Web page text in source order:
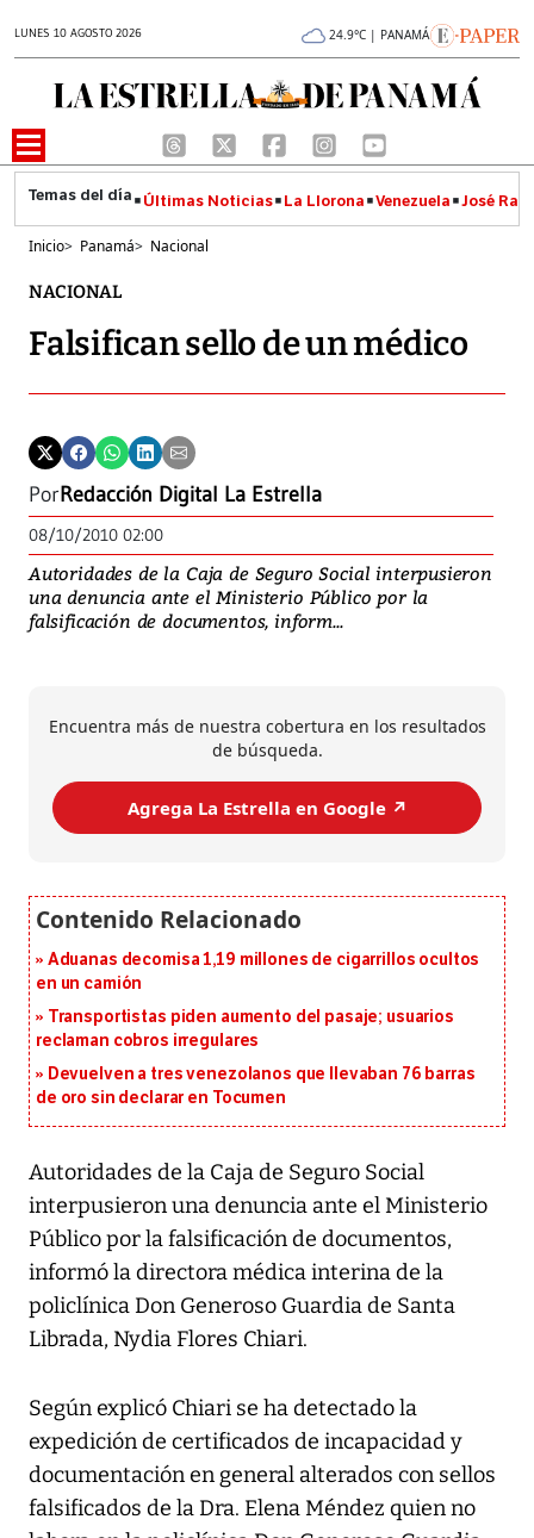
LUNES 10 AGOSTO 2026 24.9°C | PANAMÁ
Últimas Noticias La Llorona Venezuela José
Inicio> Panamá> Nacional
NACIONAL
Falsifican sello de un médico
PorRedacción Digital La Estrella
08/10/2010 02:00
Autoridades de la Caja de Seguro Social interpusieron
una denuncia ante el Ministerio Público por la
falsificación de documentos, inform...
Encuentra más de nuestra cobertura en los resultados
de búsqueda.
Agrega La Estrella en Google ↗️
Aduanas decomisa 1,19 millones de cigarrillos ocultos
en un camión
Transportistas piden aumento del pasaje; usuarios
reclaman cobros irregulares
Devuelven a tres venezolanos que llevaban 76 barras
de oro sin declarar en Tocumen
Autoridades de la Caja de Seguro Social
interpusieron una denuncia ante el Ministerio
Público por la falsificación de documentos,
informó la directora médica interina de la
policlínica Don Generoso Guardia de Santa
Librada, Nydia Flores Chiari.
Según explicó Chiari se ha detectado la
expedición de certificados de incapacidad y
documentación en general alterados con sellos
falsificados de la Dra. Elena Méndez quien no